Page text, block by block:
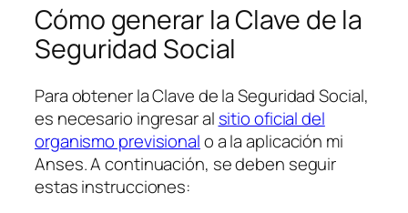
Cómo generar la Clave de la
Seguridad Social
Para obtener la Clave de la Seguridad Social,
es necesario ingresar al sitio oficial del
organismo previsionalo a la aplicación mi
Anses. A continuación, se deben seguir
estas instrucciones: